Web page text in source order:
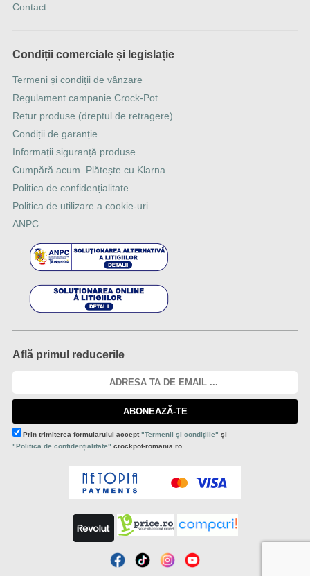
Contact
Condiții comerciale și legislație
Termeni și condiții de vânzare
Regulament campanie Crock-Pot
Retur produse (dreptul de retragere)
Condiții de garanție
Informații siguranță produse
Cumpără acum. Plătește cu Klarna.
Politica de confidențialitate
Politica de utilizare a cookie-uri
ANPC
Află primul reducerile
ABONEAZĂ-TE
Prin trimiterea formularului accept"Termenii și condițiile" și
"Politica de confidențialitate" crockpot-romania.ro.